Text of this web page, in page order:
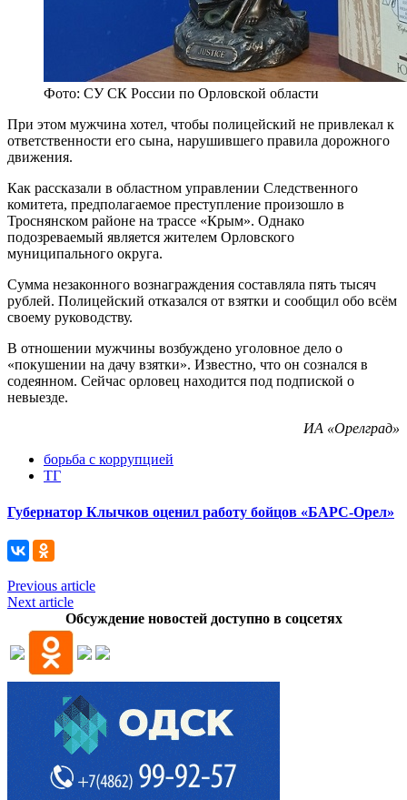
Фото: СУ СК России по Орловской области
При этом мужчина хотел, чтобы полицейский не привлекал к
ответственности его сына, нарушившего правила дорожного
движения.
Как рассказали в областном управлении Следственного
комитета, предполагаемое преступление произошло в
Троснянском районе на трассе «Крым». Однако
подозреваемый является жителем Орловского
муниципального округа.
Сумма незаконного вознаграждения составляла пять тысяч
рублей. Полицейский отказался от взятки и сообщил обо всём
своему руководству.
В отношении мужчины возбуждено уголовное дело о
«покушении на дачу взятки». Известно, что он сознался в
содеянном. Сейчас орловец находится под подпиской о
невыезде.
ИА «Орелград»
борьба с коррупцией
ТГ
Губернатор Клычков оценил работу бойцов «БАРС-Орел»
Previous article
Next article
Обсуждение новостей доступно в соцсетях